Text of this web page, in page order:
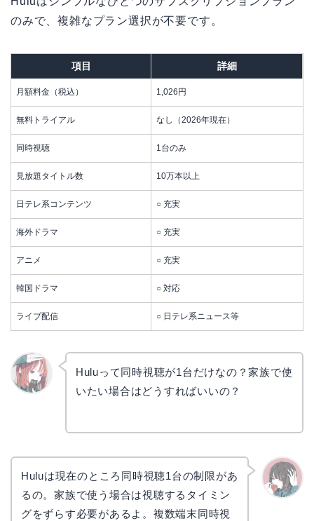
のみで、複雑なプラン選択が不要です。
項目 詳細
月額料金（税込） 1,026円
無料トライアル なし（2026年現在）
同時視聴 1台のみ
見放題タイトル数 10万本以上
日テレ系コンテンツ ○ 充実
海外ドラマ ○ 充実
アニメ ○ 充実
韓国ドラマ ○ 対応
ライブ配信 ○ 日テレ系ニュース等
Huluって同時視聴が1台だけなの？家族で使
いたい場合はどうすればいいの？
Huluは現在のところ同時視聴1台の制限があ
るの。家族で使う場合は視聴するタイミン
グをずらす必要があるよ。複数端末同時視